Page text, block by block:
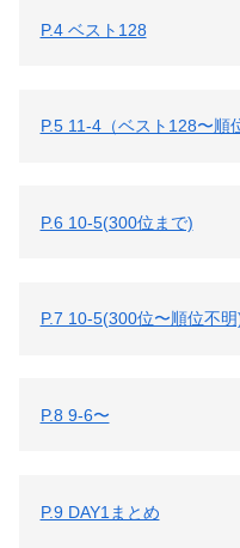
P.4 ベスト128
P.5 11-4（ベスト128〜順
P.6 10-5(300位まで)
P.7 10-5(300位〜順位不明
P.8 9-6〜
P.9 DAY1まとめ